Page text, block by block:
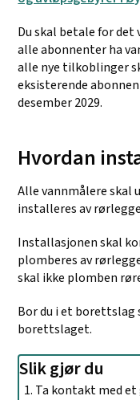
Du skal betale for det
alle abonnenter ha
alle nye tilkoblinger
eksisterende
desember 2029.
Hvordan
Alle vannmålere skal
installeres av
Installasjonen skal
plomberes av
skal ikke plomben
Bor du i et borettslag
borettslaget.
Slik gjør du
Ta kontakt med